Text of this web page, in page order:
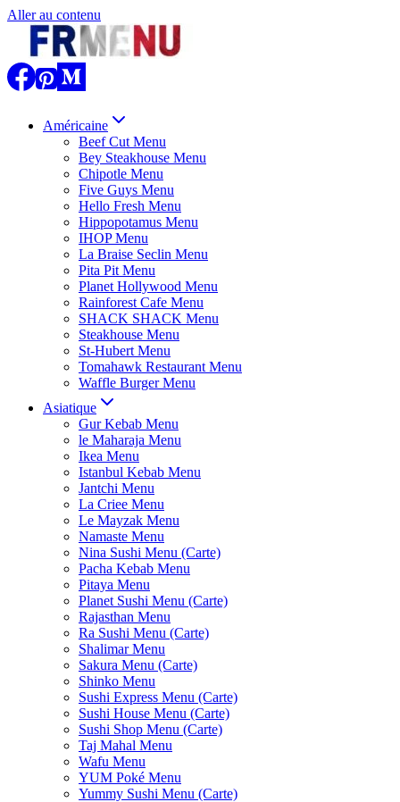
Aller au contenu
Américaine
Beef Cut Menu
Bey Steakhouse Menu
Chipotle Menu
Five Guys Menu
Hello Fresh Menu
Hippopotamus Menu
IHOP Menu
La Braise Seclin Menu
Pita Pit Menu
Planet Hollywood Menu
Rainforest Cafe Menu
SHACK SHACK Menu
Steakhouse Menu
St-Hubert Menu
Tomahawk Restaurant Menu
Waffle Burger Menu
Asiatique
Gur Kebab Menu
le Maharaja Menu
Ikea Menu
Istanbul Kebab Menu
Jantchi Menu
La Criee Menu
Le Mayzak Menu
Namaste Menu
Nina Sushi Menu (Carte)
Pacha Kebab Menu
Pitaya Menu
Planet Sushi Menu (Carte)
Rajasthan Menu
Ra Sushi Menu (Carte)
Shalimar Menu
Sakura Menu (Carte)
Shinko Menu
Sushi Express Menu (Carte)
Sushi House Menu (Carte)
Sushi Shop Menu (Carte)
Taj Mahal Menu
Wafu Menu
YUM Poké Menu
Yummy Sushi Menu (Carte)